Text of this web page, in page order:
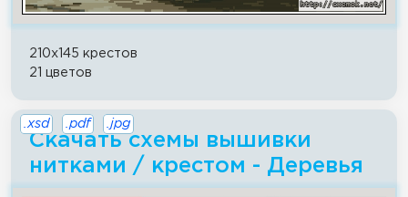
210x145 крестов
21 цветов
Скачать схемы вышивки
нитками / крестом - Деревья
.xsd .pdf .jpg